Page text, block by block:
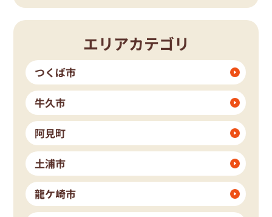
エリアカテゴリ
つくば市
牛久市
阿見町
土浦市
龍ケ崎市